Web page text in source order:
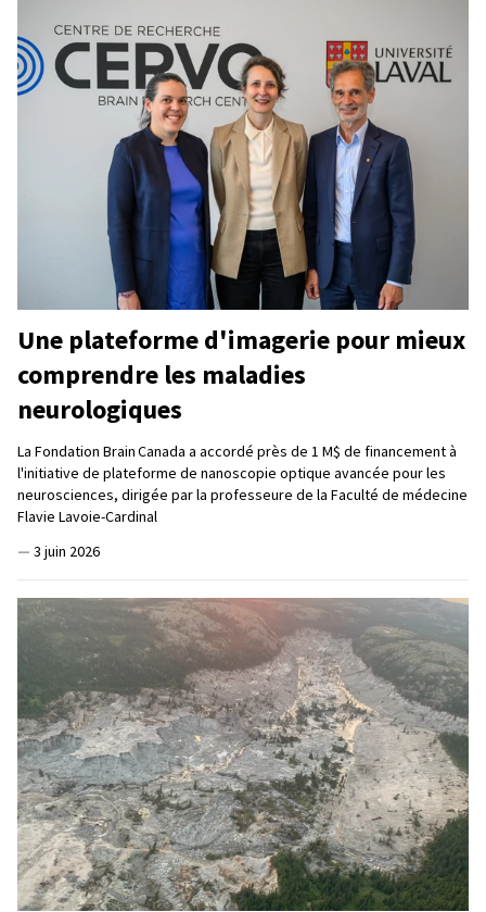
Une plateforme d'imagerie pour mieux
comprendre les maladies
neurologiques
La Fondation Brain Canada a accordé près de 1 M$ de financement à
l'initiative de plateforme de nanoscopie optique avancée pour les
neurosciences, dirigée par la professeure de la Faculté de médecine
Flavie Lavoie-Cardinal
— 3 juin 2026